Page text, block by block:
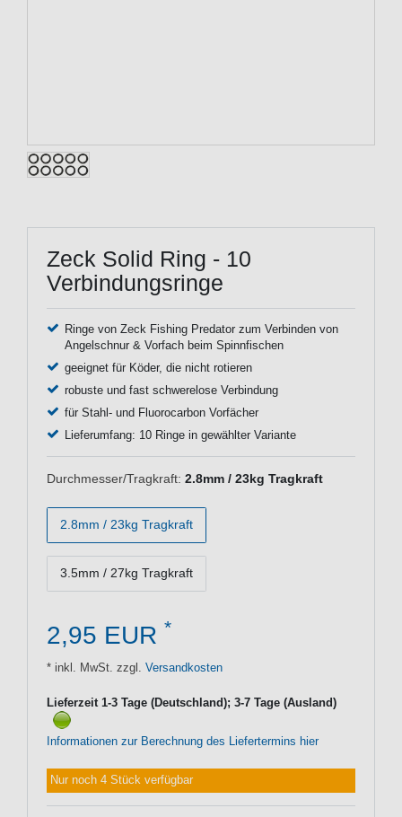
Zeck Solid Ring - 10
Verbindungsringe
Ringe von Zeck Fishing Predator zum Verbinden von
Angelschnur & Vorfach beim Spinnfischen
geeignet für Köder, die nicht rotieren
robuste und fast schwerelose Verbindung
für Stahl- und Fluorocarbon Vorfächer
Lieferumfang: 10 Ringe in gewählter Variante
Durchmesser/Tragkraft: 2.8mm / 23kg Tragkraft
2.8mm / 23kg Tragkraft
3.5mm / 27kg Tragkraft
2,95 EUR *
* inkl. MwSt. zzgl. Versandkosten
Lieferzeit 1-3 Tage (Deutschland); 3-7 Tage (Ausland)
Informationen zur Berechnung des Liefertermins hier
Nur noch 4 Stück verfügbar